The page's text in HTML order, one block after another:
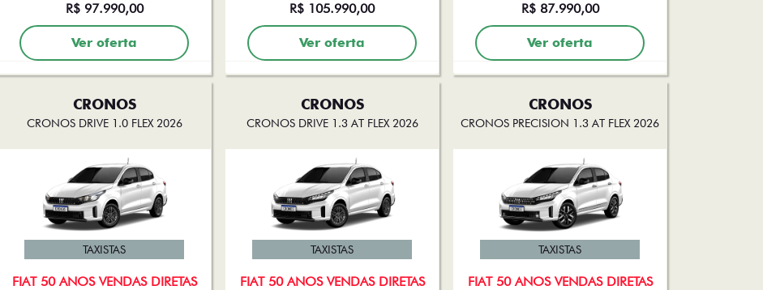
R$ 97.990,00
Ver oferta
R$ 105.990,00
Ver oferta
R$ 87.990,00
Ver oferta
CRONOS
CRONOS DRIVE 1.0 FLEX 2026
FIAT 50 ANOS VENDAS DIRETAS
TAXISTAS
CRONOS
CRONOS DRIVE 1.3 AT FLEX 2026
FIAT 50 ANOS VENDAS DIRETAS
TAXISTAS
CRONOS
CRONOS PRECISION 1.3 AT FLEX 2026
FIAT 50 ANOS VENDAS DIRETAS
TAXISTAS